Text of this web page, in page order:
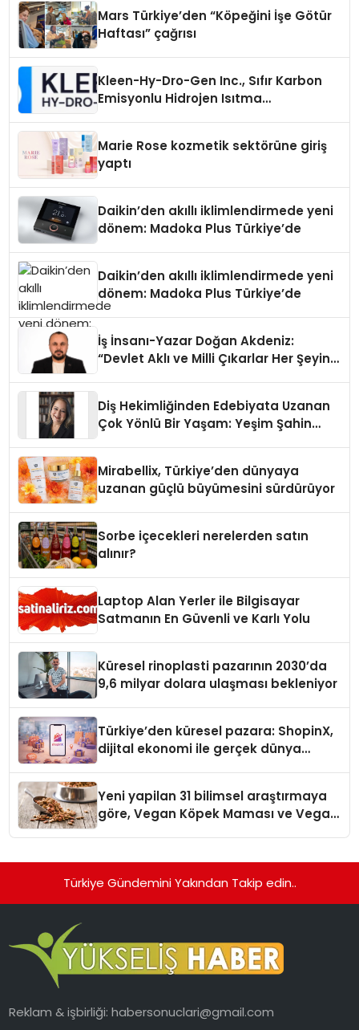
Mars Türkiye’den “Köpeğini İşe Götür
Haftası” çağrısı
Kleen-Hy-Dro-Gen Inc., Sıfır Karbon
Emisyonlu Hidrojen Isıtma
Marie Rose kozmetik sektörüne giriş
yaptı
Daikin’den akıllı iklimlendirmede yeni
dönem: Madoka Plus Türkiye’de
Daikin’den akıllı iklimlendirmede yeni
dönem: Madoka Plus Türkiye’de
İş İnsanı-Yazar Doğan Akdeniz:
“Devlet Aklı ve Milli Çıkarlar Her Şeyin
Diş Hekimliğinden Edebiyata Uzanan
Çok Yönlü Bir Yaşam: Yeşim Şahin
Mirabellix, Türkiye’den dünyaya
uzanan güçlü büyümesini sürdürüyor
Sorbe içecekleri nerelerden satın
alınır?
Laptop Alan Yerler ile Bilgisayar
Satmanın En Güvenli ve Karlı Yolu
Küresel rinoplasti pazarının 2030’da
9,6 milyar dolara ulaşması bekleniyor
Türkiye’den küresel pazara: ShopinX,
dijital ekonomi ile gerçek dünya
Yeni yapilan 31 bilimsel araştırmaya
göre, Vegan Köpek Maması ve Vegan
Türkiye Gündemini Yakından Takip edin..
Reklam & işbirliği:habersonuclari@gmail.com